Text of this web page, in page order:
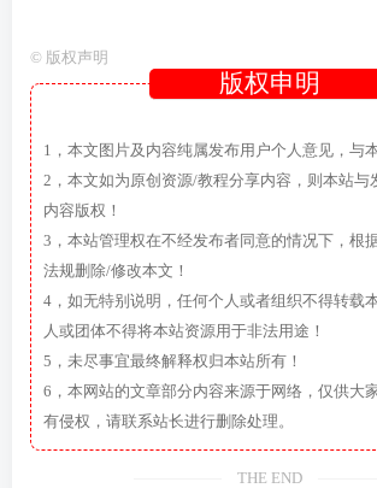
© 版权声明
版权申明
1，本文图片及内容纯属发布用户个人意见，与
2，本文如为原创资源/教程分享内容，则本站与
内容版权！
3，本站管理权在不经发布者同意的情况下，根
法规删除/修改本文！
4，如无特别说明，任何个人或者组织不得转载
人或团体不得将本站资源用于非法用途！
5，未尽事宜最终解释权归本站所有！
6，本网站的文章部分内容来源于网络，仅供大
有侵权，请联系站长进行删除处理。
THE END